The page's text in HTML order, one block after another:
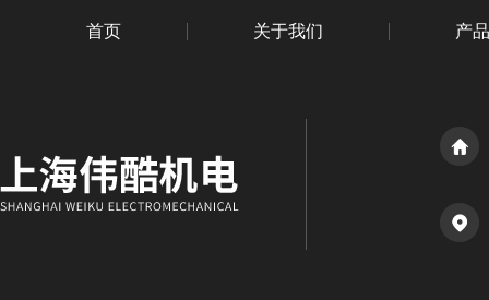
首页 关于我们 产